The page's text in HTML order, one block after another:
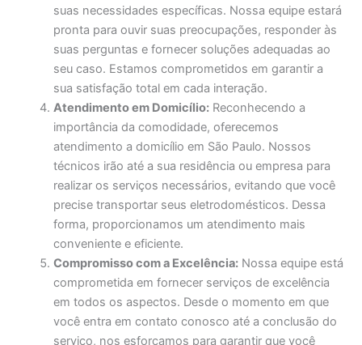
suas necessidades específicas. Nossa equipe estará
pronta para ouvir suas preocupações, responder às
suas perguntas e fornecer soluções adequadas ao
seu caso. Estamos comprometidos em garantir a
sua satisfação total em cada interação.
Atendimento em Domicílio: Reconhecendo a
importância da comodidade, oferecemos
atendimento a domicílio em São Paulo. Nossos
técnicos irão até a sua residência ou empresa para
realizar os serviços necessários, evitando que você
precise transportar seus eletrodomésticos. Dessa
forma, proporcionamos um atendimento mais
conveniente e eficiente.
Compromisso com a Excelência: Nossa equipe está
comprometida em fornecer serviços de excelência
em todos os aspectos. Desde o momento em que
você entra em contato conosco até a conclusão do
serviço, nos esforçamos para garantir que você